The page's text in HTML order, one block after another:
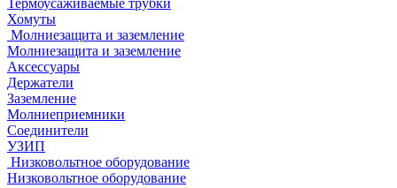
Термоусаживаемые трубки
Хомуты
Молниезащита и заземление
Молниезащита и заземление
Аксессуары
Держатели
Заземление
Молниеприемники
Соединители
УЗИП
Низковольтное оборудование
Низковольтное оборудование